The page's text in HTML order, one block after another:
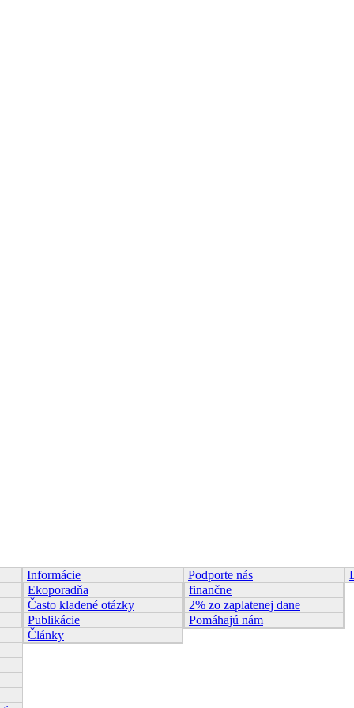
Informácie
Ekoporadňa
Často kladené otázky
Publikácie
Články
Podporte nás
finančne
2% zo zaplatenej dane
Pomáhajú nám